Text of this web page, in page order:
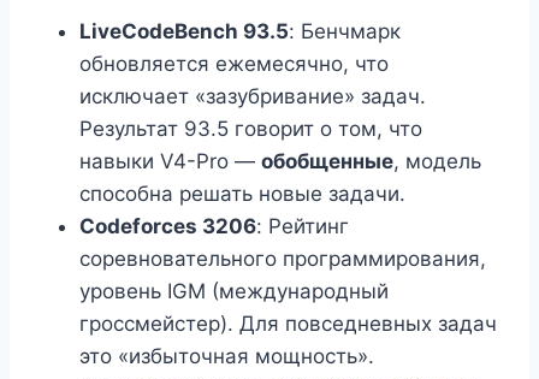
LiveCodeBench 93.5: Бенчмарк
обновляется ежемесячно, что
исключает «зазубривание» задач.
Результат 93.5 говорит о том, что
навыки V4-Pro — обобщенные, модель
способна решать новые задачи.
Codeforces 3206: Рейтинг
соревновательного программирования,
уровень IGM (международный
гроссмейстер). Для повседневных задач
это «избыточная мощность».